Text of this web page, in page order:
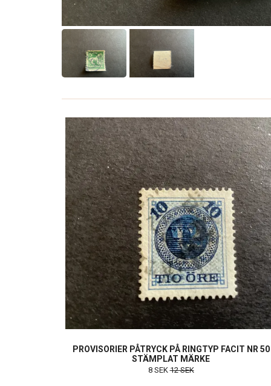
PROVISORIER PÅTRYCK PÅ RINGTYP FACIT NR 50
STÄMPLAT MÄRKE
8 SEK12 SEK